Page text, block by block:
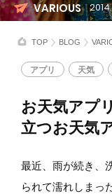
TOP BLOG
お天気アプ
立つお天気
アプリ 天気
VARIOUS
最近、雨が続き、
られて濡れしまっ